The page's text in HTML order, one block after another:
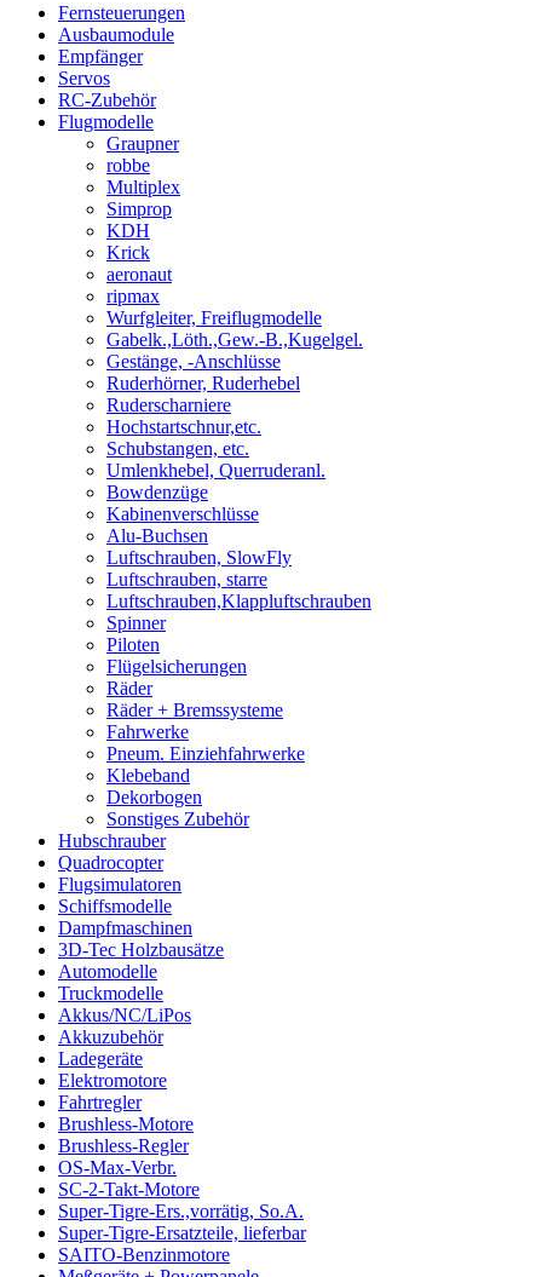
Fernsteuerungen
Ausbaumodule
Empfänger
Servos
RC-Zubehör
Flugmodelle
Graupner
robbe
Multiplex
Simprop
KDH
Krick
aeronaut
ripmax
Wurfgleiter, Freiflugmodelle
Gabelk.,Löth.,Gew.-B.,Kugelgel.
Gestänge, -Anschlüsse
Ruderhörner, Ruderhebel
Ruderscharniere
Hochstartschnur,etc.
Schubstangen, etc.
Umlenkhebel, Querruderanl.
Bowdenzüge
Kabinenverschlüsse
Alu-Buchsen
Luftschrauben, SlowFly
Luftschrauben, starre
Luftschrauben,Klappluftschrauben
Spinner
Piloten
Flügelsicherungen
Räder
Räder + Bremssysteme
Fahrwerke
Pneum. Einziehfahrwerke
Klebeband
Dekorbogen
Sonstiges Zubehör
Hubschrauber
Quadrocopter
Flugsimulatoren
Schiffsmodelle
Dampfmaschinen
3D-Tec Holzbausätze
Automodelle
Truckmodelle
Akkus/NC/LiPos
Akkuzubehör
Ladegeräte
Elektromotore
Fahrtregler
Brushless-Motore
Brushless-Regler
OS-Max-Verbr.
SC-2-Takt-Motore
Super-Tigre-Ers.,vorrätig, So.A.
Super-Tigre-Ersatzteile, lieferbar
SAITO-Benzinmotore